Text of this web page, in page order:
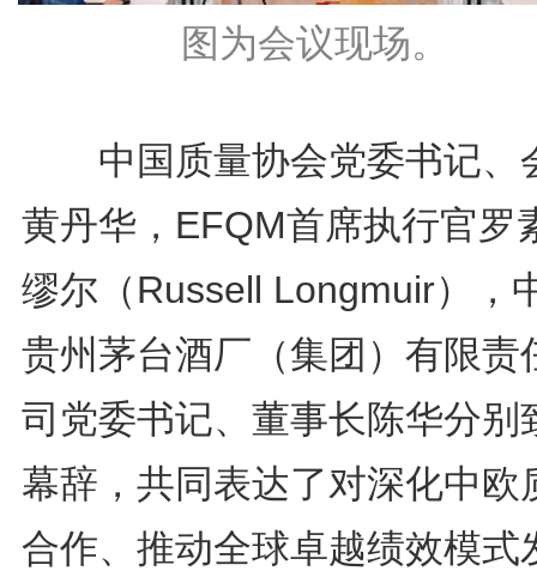
图为会议现场。
中国质量协会党委书记、
黄丹华，EFQM首席执行官罗
缪尔（Russell Longmuir），
贵州茅台酒厂（集团）有限责
司党委书记、董事长陈华分别
幕辞，共同表达了对深化中欧
合作、推动全球卓越绩效模式